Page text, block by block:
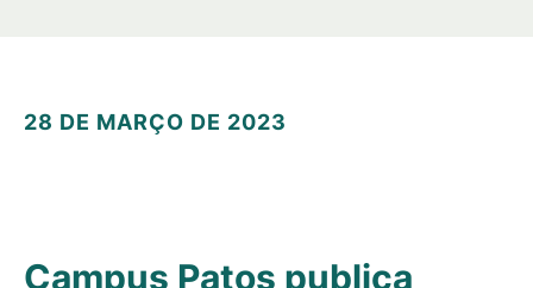
28 DE MARÇO DE 2023
Campus Patos publica